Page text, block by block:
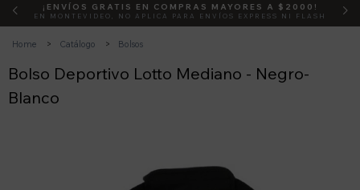
DEBUT ACTIVÁ EL CÓDIGO
¡ENVÍOS GRATIS EN COMPRAS MAYORES A $2000!
EN MONTEVIDEO, NO APLICA PARA ENVÍOS EXPRESS NI FLASH
Home Catálogo Bolsos
Bolso Deportivo Lotto Mediano - Negro-
Blanco